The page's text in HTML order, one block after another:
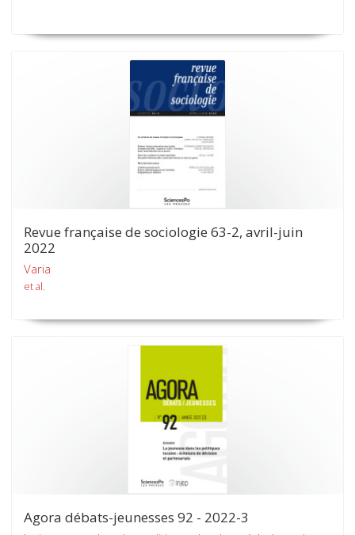
Revue française de sociologie 63-2, avril-juin
2022
Varia
et al.
Agora débats-jeunesses 92 - 2022-3